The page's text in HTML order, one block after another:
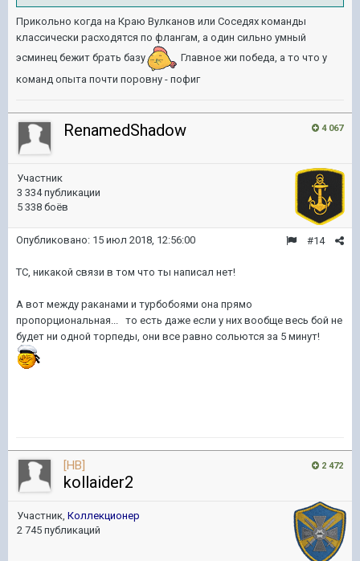
Прикольно когда на Краю Вулканов или Соседях команды
классически расходятся по флангам, а один сильно умный
эсминец бежит брать базу
Главное жи победа, а то что у
команд опыта почти поровну - пофиг
4 067
RenamedShadow
Участник
3 334 публикации
5 338 боёв
#14
Опубликовано: 15 июл 2018, 12:56:00
ТС, никакой связи в том что ты написал нет!
А вот между раканами и турбобоями она прямо
пропорциональная... то есть даже если у них вообще весь бой не
будет ни одной торпеды, они все равно сольются за 5 минут!
2 472
[HB]
kollaider2
Участник, Коллекционер
2 745 публикаций